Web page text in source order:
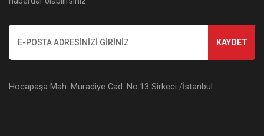
KAYDET
Hocapaşa Mah. Muradiye Cad. No:13 Sirkeci /İstanbul